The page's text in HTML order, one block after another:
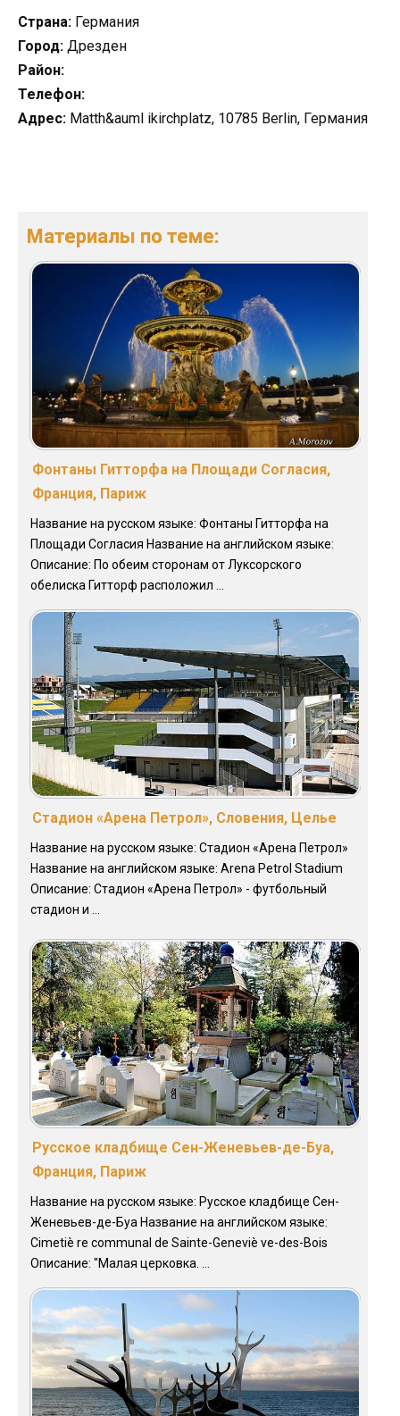
Страна: Германия
Город: Дрезден
Район:
Телефон:
Адрес: Matth&auml ikirchplatz, 10785 Berlin, Германия
Материалы по теме:
Фонтаны Гитторфа на Площади Согласия,
Франция, Париж
Название на русском языке: Фонтаны Гитторфа на
Площади Согласия Название на английском языке:
Описание: По обеим сторонам от Луксорского
обелиска Гитторф расположил ...
Стадион «Арена Петрол», Словения, Целье
Название на русском языке: Стадион «Арена Петрол»
Название на английском языке: Arena Petrol Stadium
Описание: Стадион «Арена Петрол» - футбольный
стадион и ...
Русское кладбище Сен-Женевьев-де-Буа,
Франция, Париж
Название на русском языке: Русское кладбище Сен-
Женевьев-де-Буа Название на английском языке:
Cimetiè re communal de Sainte-Geneviè ve-des-Bois
Описание: "Малая церковка. ...